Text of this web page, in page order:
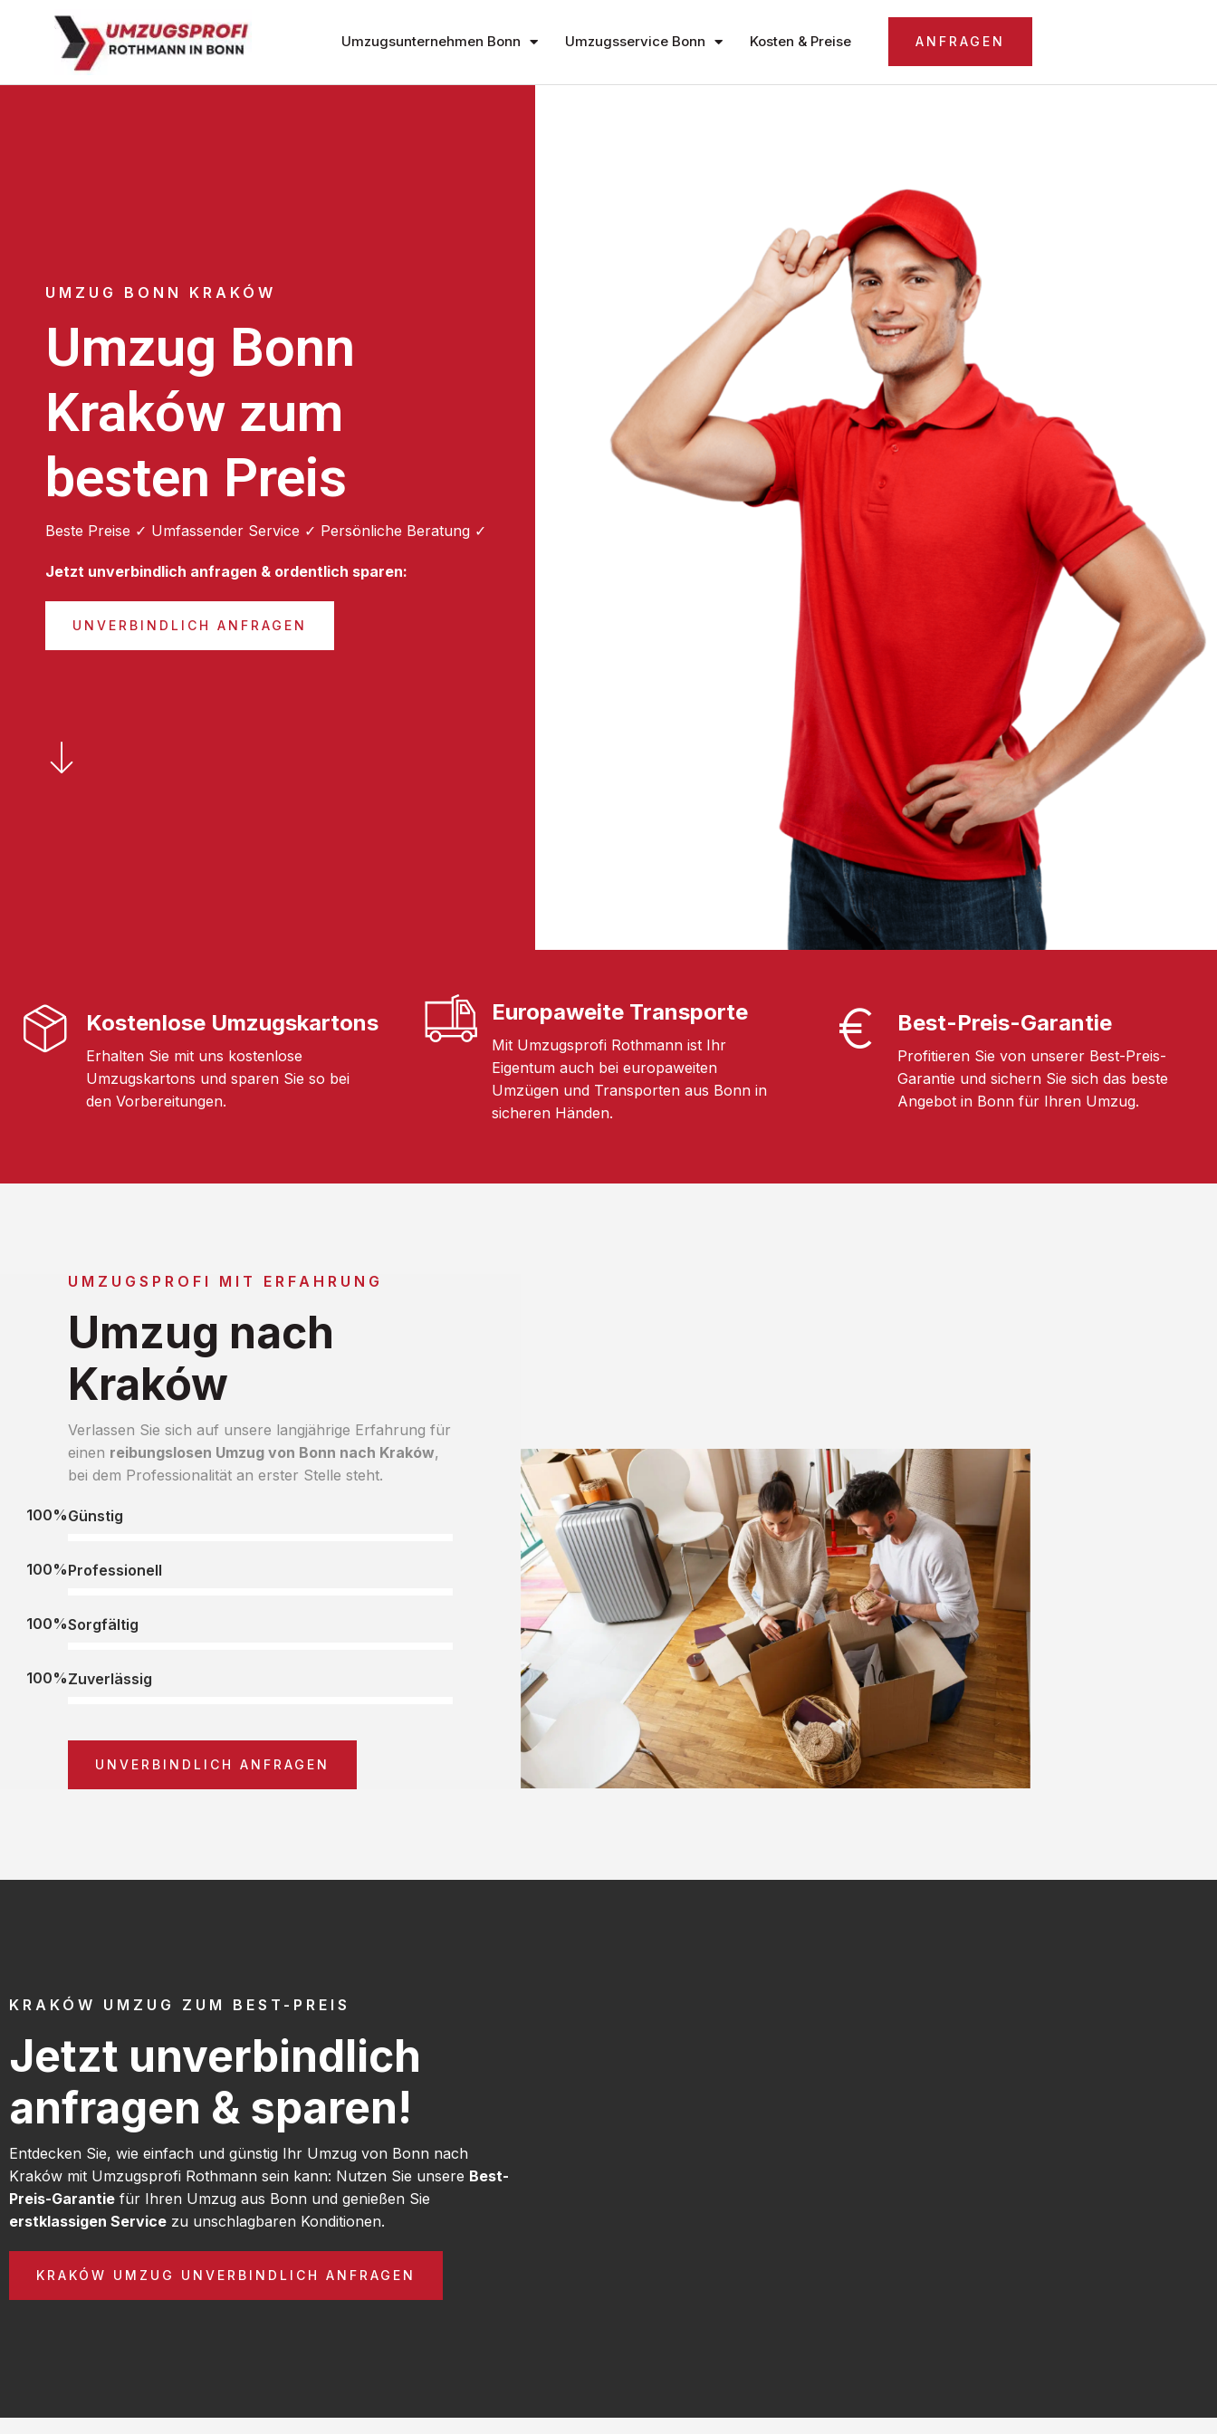
Umzugsunternehmen Bonn Umzugsservice Bonn Kosten & Preise ANFRAGEN
UMZUG BONN KRAKÓW
Umzug Bonn
Kraków zum
besten Preis
Beste Preise ✓ Umfassender Service ✓ Persönliche Beratung ✓
Jetzt unverbindlich anfragen & ordentlich sparen:
UNVERBINDLICH ANFRAGEN
Kostenlose Umzugskartons
Erhalten Sie mit uns kostenlose
Umzugskartons und sparen Sie so bei
den Vorbereitungen.
Europaweite Transporte
Mit Umzugsprofi Rothmann ist Ihr
Eigentum auch bei europaweiten
Umzügen und Transporten aus Bonn in
sicheren Händen.
Best-Preis-Garantie
Profitieren Sie von unserer Best-Preis-
Garantie und sichern Sie sich das beste
Angebot in Bonn für Ihren Umzug.
UMZUGSPROFI MIT ERFAHRUNG
Umzug nach
Kraków
Verlassen Sie sich auf unsere langjährige Erfahrung für
einen reibungslosen Umzug von Bonn nach Kraków,
bei dem Professionalität an erster Stelle steht.
Günstig
100%
Professionell
100%
Sorgfältig
100%
Zuverlässig
100%
UNVERBINDLICH ANFRAGEN
KRAKÓW UMZUG ZUM BEST-PREIS
Jetzt unverbindlich
anfragen & sparen!
Entdecken Sie, wie einfach und günstig Ihr Umzug von Bonn nach
Kraków mit Umzugsprofi Rothmann sein kann: Nutzen Sie unsere Best-
Preis-Garantie für Ihren Umzug aus Bonn und genießen Sie
erstklassigen Service zu unschlagbaren Konditionen.
KRAKÓW UMZUG UNVERBINDLICH ANFRAGEN